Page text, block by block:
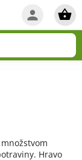
Hravo